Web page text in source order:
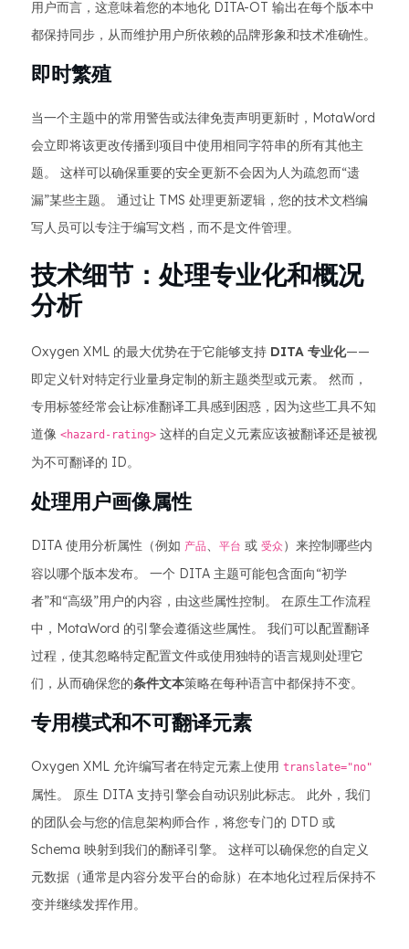
用户而言，这意味着您的本地化 DITA-OT 输出在每个版本中
都保持同步，从而维护用户所依赖的品牌形象和技术准确性。
即时繁殖
当一个主题中的常用警告或法律免责声明更新时，MotaWord
会立即将该更改传播到项目中使用相同字符串的所有其他主
题。 这样可以确保重要的安全更新不会因为人为疏忽而“遗
漏”某些主题。 通过让 TMS 处理更新逻辑，您的技术文档编
写人员可以专注于编写文档，而不是文件管理。
技术细节：处理专业化和概况
分析
Oxygen XML 的最大优势在于它能够支持 DITA 专业化——
即定义针对特定行业量身定制的新主题类型或元素。 然而，
专用标签经常会让标准翻译工具感到困惑，因为这些工具不知
道像 <hazard-rating> 这样的自定义元素应该被翻译还是被视
为不可翻译的 ID。
处理用户画像属性
DITA 使用分析属性（例如 产品、 平台 或 受众 ）来控制哪些内
容以哪个版本发布。 一个 DITA 主题可能包含面向“初学
者”和“高级”用户的内容，由这些属性控制。 在原生工作流程
中，MotaWord 的引擎会遵循这些属性。 我们可以配置翻译
过程，使其忽略特定配置文件或使用独特的语言规则处理它
们，从而确保您的条件文本策略在每种语言中都保持不变。
专用模式和不可翻译元素
Oxygen XML 允许编写者在特定元素上使用 translate="no"
属性。 原生 DITA 支持引擎会自动识别此标志。 此外，我们
的团队会与您的信息架构师合作，将您专门的 DTD 或
Schema 映射到我们的翻译引擎。 这样可以确保您的自定义
元数据（通常是内容分发平台的命脉）在本地化过程后保持不
变并继续发挥作用。